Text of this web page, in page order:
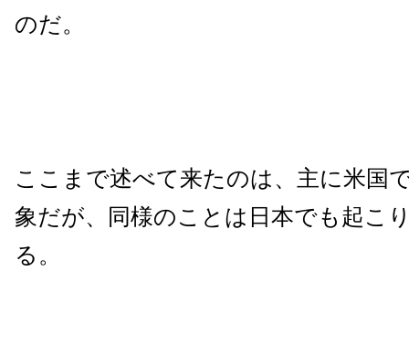
のだ。
ここまで述べて来たのは、主に米国
象だが、同様のことは日本でも起こ
る。